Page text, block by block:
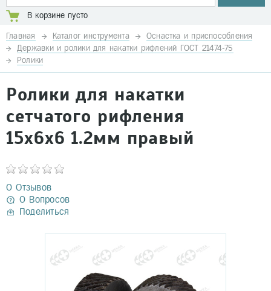
В корзине пусто
Главная Каталог инструмента
Оснастка и приспособления
Державки и ролики для накатки рифлений ГОСТ 21474-75
Ролики
Ролики для накатки
сетчатого рифления
15х6х6 1.2мм правый
0 Отзывов
0 Вопросов
Поделиться